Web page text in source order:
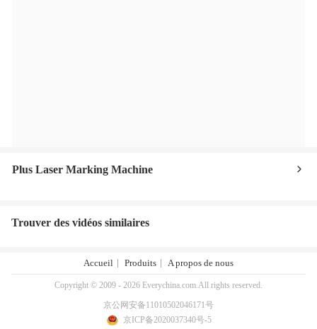
Plus Laser Marking Machine
Trouver des vidéos similaires
Accueil Produits A propos de nous
Copyright © 2009 - 2026 Everychina.com.All rights reserved.
京公网安备11010502046171号
京ICP备2020037340号-5